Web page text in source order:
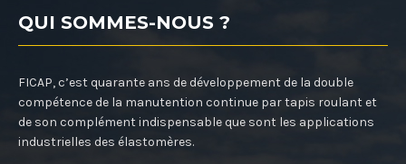
QUI SOMMES-NOUS ?
FICAP, c’est quarante ans de développement de la double
compétence de la manutention continue par tapis roulant et
de son complément indispensable que sont les applications
industrielles des élastomères.